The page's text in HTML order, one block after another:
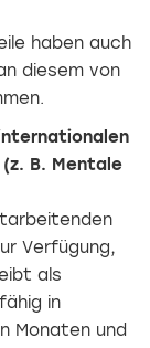
haben auch
diesem von
(z. B. Mentale
Verfügung,
als
in
Monaten und